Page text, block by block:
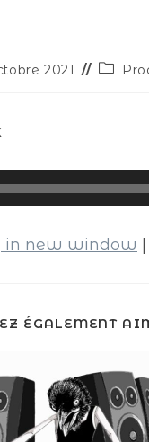
2021
in new window
ÉGALEMENT